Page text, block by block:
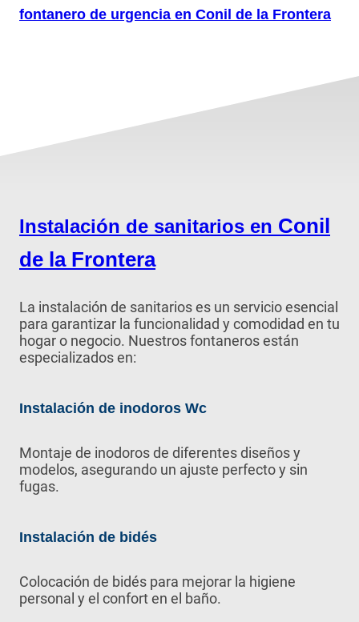
fontanero de urgencia en Conil de la Frontera
Instalación de sanitarios en Conil
de la Frontera
La instalación de sanitarios es un servicio esencial
para garantizar la funcionalidad y comodidad en tu
hogar o negocio. Nuestros fontaneros están
especializados en:
Instalación de inodoros Wc
Montaje de inodoros de diferentes diseños y
modelos, asegurando un ajuste perfecto y sin
fugas.
Instalación de bidés
Colocación de bidés para mejorar la higiene
personal y el confort en el baño.